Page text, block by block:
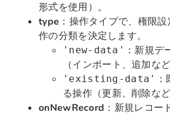
形式を使用）。
type ：操作タイプで、権限
作の分類を決定します。
'new-data' ：新規
（インポート、追加など
'existing-data'
る操作（更新、削除など
onNewRecord ：新規レコー